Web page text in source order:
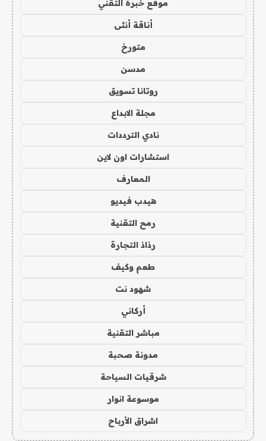
موقع خبرة التقني
أناقة أنثى
متورخ
مدسن
روتانا تسويق
مجلة الابداع
نادي الترددات
استشارات اون لاين
المعارف
هيدب فيديو
رمح التقنية
رذاذ التجارة
طعم وكيف
شهود نت
أركاني
مباشر التقنية
مدونة صحبة
شرقيات السياحة
موسوعة انوار
اشراق الأرباح